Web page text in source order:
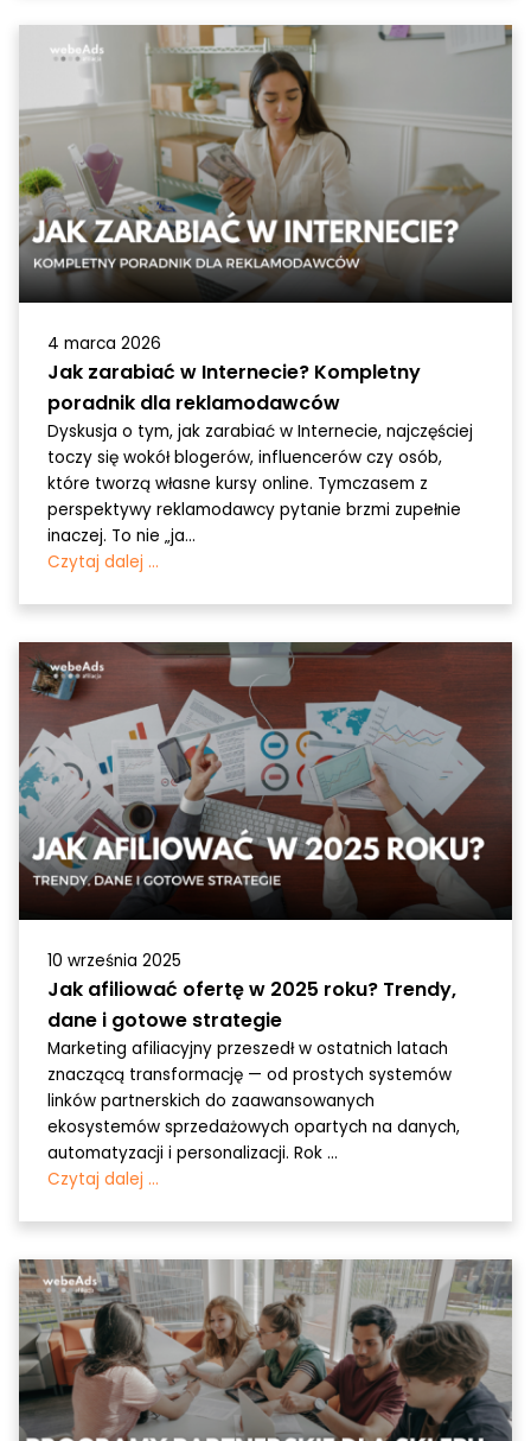
4 marca 2026
Jak zarabiać w Internecie? Kompletny
poradnik dla reklamodawców
Dyskusja o tym, jak zarabiać w Internecie, najczęściej
toczy się wokół blogerów, influencerów czy osób,
które tworzą własne kursy online. Tymczasem z
perspektywy reklamodawcy pytanie brzmi zupełnie
inaczej. To nie „ja...
Czytaj dalej ...
10 września 2025
Jak afiliować ofertę w 2025 roku? Trendy,
dane i gotowe strategie
Marketing afiliacyjny przeszedł w ostatnich latach
znaczącą transformację — od prostych systemów
linków partnerskich do zaawansowanych
ekosystemów sprzedażowych opartych na danych,
automatyzacji i personalizacji. Rok ...
Czytaj dalej ...